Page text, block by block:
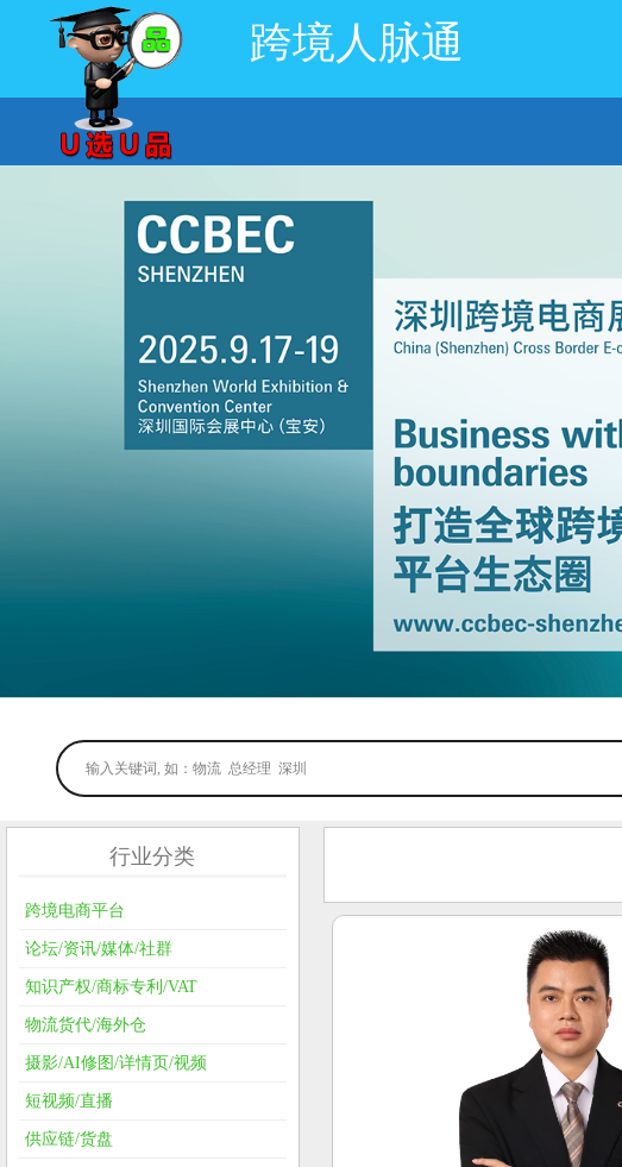
跨境人脉通
行业分类
跨境电商平台
论坛/资讯/媒体/社群
知识产权/商标专利/VAT
物流货代/海外仓
摄影/AI修图/详情页/视频
短视频/直播
供应链/货盘